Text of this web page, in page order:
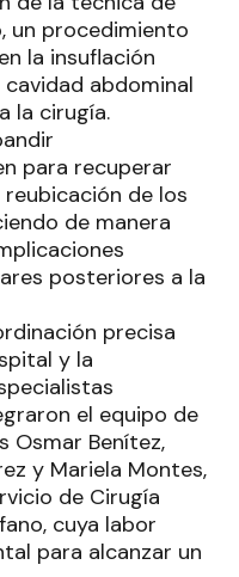
un procedimiento
la insuflación
abdominal
la cirugía.
para recuperar
de los
de manera
posteriores a la
precisa
y la
el equipo de
Osmar Benítez,
y Mariela Montes,
de Cirugía
cuya labor
para alcanzar un